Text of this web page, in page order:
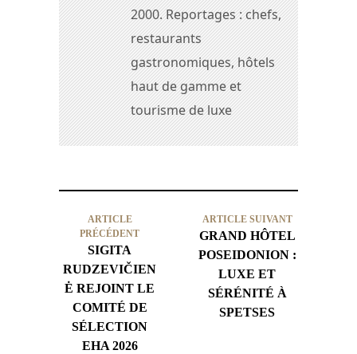
2000. Reportages : chefs,
restaurants
gastronomiques, hôtels
haut de gamme et
tourisme de luxe
ARTICLE
PRÉCÉDENT
SIGITA
RUDZEVIČIEN
Ė REJOINT LE
COMITÉ DE
SÉLECTION
EHA 2026
ARTICLE SUIVANT
GRAND HÔTEL
POSEIDONION :
LUXE ET
SÉRÉNITÉ À
SPETSES